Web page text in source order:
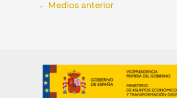
← Medios anterior